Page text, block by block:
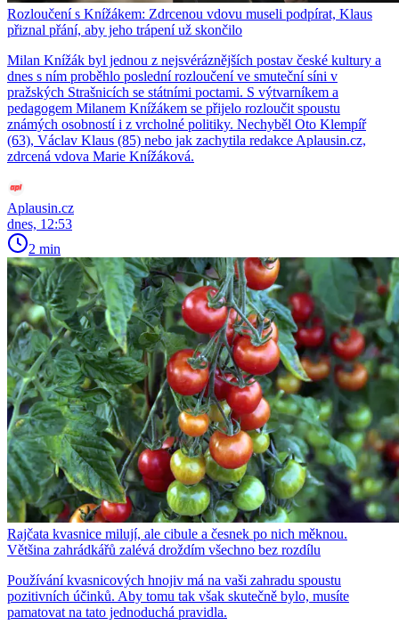
Rozloučení s Knížákem: Zdrcenou vdovu museli podpírat, Klaus
přiznal přání, aby jeho trápení už skončilo
Milan Knížák byl jednou z nejsvéráznějších postav české kultury a
dnes s ním proběhlo poslední rozloučení ve smuteční síni v
pražských Strašnicích se státními poctami. S výtvarníkem a
pedagogem Milanem Knížákem se přijelo rozloučit spoustu
známých osobností i z vrcholné politiky. Nechyběl Oto Klempíř
(63), Václav Klaus (85) nebo jak zachytila redakce Aplausin.cz,
zdrcená vdova Marie Knížáková.
Aplausin.cz
dnes, 12:53
2 min
Rajčata kvasnice milují, ale cibule a česnek po nich měknou.
Většina zahrádkářů zalévá droždím všechno bez rozdílu
Používání kvasnicových hnojiv má na vaši zahradu spoustu
pozitivních účinků. Aby tomu tak však skutečně bylo, musíte
pamatovat na tato jednoduchá pravidla.